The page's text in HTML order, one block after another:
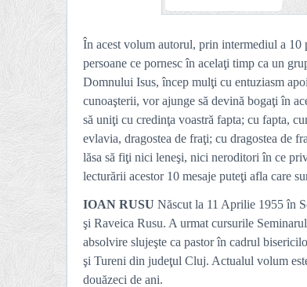
În acest volum autorul, prin intermediul a 10
persoane ce pornesc în acelaţi timp ca un
Domnului Isus, încep mulţi cu entuziasm
cunoaşterii, vor ajunge să devină bogaţi în
să uniţi cu credinţa voastră fapta; cu fapta,
evlavia, dragostea de fraţi; cu dragostea de
lăsa să fiţi nici leneşi, nici neroditori în ce
lecturării acestor 10 mesaje puteţi afla care
IOAN RUSU Născut la 11 Aprilie 1955 în
şi Raveica Rusu. A urmat cursurile
absolvire slujeşte ca pastor în cadrul
şi Tureni din judeţul Cluj. Actualul volum
douăzeci de ani.